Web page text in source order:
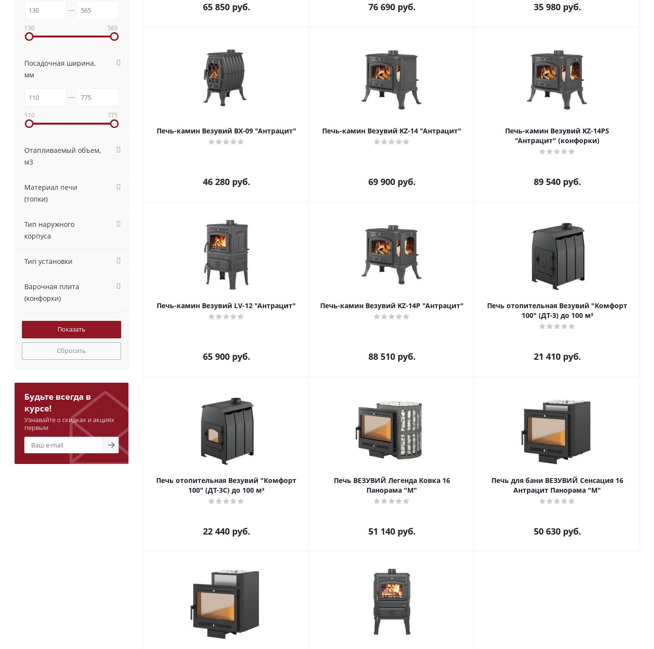
65 850руб. 76 690руб. 35 980руб.
Печь-камин Везувий BX-09 "Антрацит"
46 280руб.
Печь-камин Везувий KZ-14 "Антрацит"
69 900руб.
Печь-камин Везувий KZ-14РS
"Антрацит" (конфорки)
89 540руб.
Печь-камин Везувий LV-12 "Антрацит"
65 900руб.
Печь-камин Везувий KZ-14Р "Антрацит"
88 510руб.
Печь отопительная Везувий "Комфорт
100" (ДТ-3) до 100 м³
21 410руб.
Печь отопительная Везувий "Комфорт
100" (ДТ-3С) до 100 м³
22 440руб.
Печь ВЕЗУВИЙ Легенда Ковка 16
Панорама "М"
51 140руб.
Печь для бани ВЕЗУВИЙ Сенсация 16
Антрацит Панорама "М"
50 630руб.
130 565
Посадочная ширина,
мм
110 775
Отапливаемый объем,
м3
Материал печи
(топки)
Тип наружного
корпуса
Тип установки
Варочная плита
(конфорки)
Сбросить
Будьте всегда в
курсе!
Узнавайте о скидках и акциях
первым